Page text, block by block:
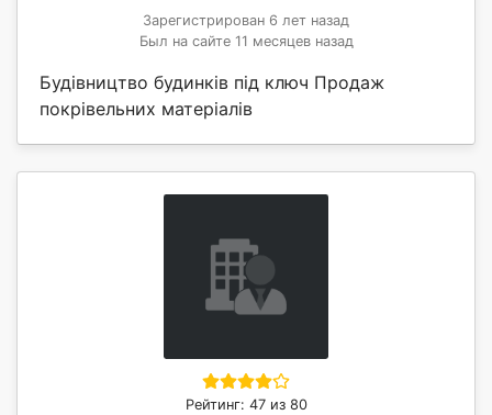
Зарегистрирован 6 лет назад
Был на сайте 11 месяцев назад
Будівництво будинків під ключ Продаж
покрівельних матеріалів
Рейтинг: 47 из 80